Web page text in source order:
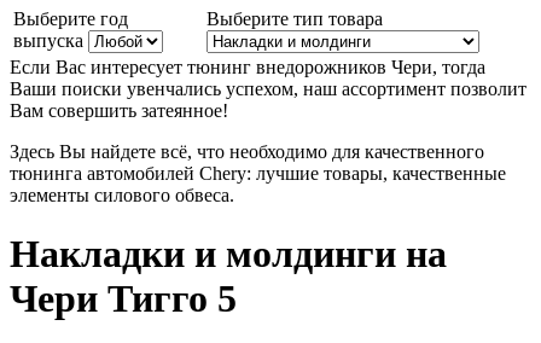
Выберите год
выпуска
Выберите тип товара
Если Вас интересует тюнинг внедорожников Чери, тогда
Ваши поиски увенчались успехом, наш ассортимент позволит
Вам совершить затеянное!
Здесь Вы найдете всё, что необходимо для качественного
тюнинга автомобилей Chery: лучшие товары, качественные
элементы силового обвеса.
Накладки и молдинги на
Чери Тигго 5